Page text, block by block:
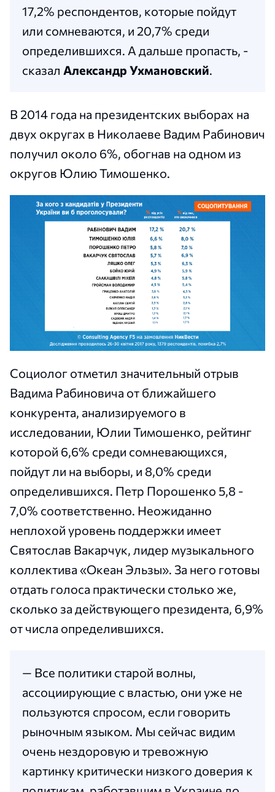
17,2% респондентов, которые пойдут
или сомневаются, и 20,7% среди
определившихся. А дальше пропасть, -
сказал Александр Ухмановский.
В 2014 года на президентских выборах на
двух округах в Николаеве Вадим Рабинович
получил около 6%, обогнав на одном из
округов Юлию Тимошенко.
Социолог отметил значительный отрыв
Вадима Рабиновича от ближайшего
конкурента, анализируемого в
исследовании, Юлии Тимошенко, рейтинг
которой 6,6% среди сомневающихся,
пойдут ли на выборы, и 8,0% среди
определившихся. Петр Порошенко 5,8 -
7,0% соответственно. Неожиданно
неплохой уровень поддержки имеет
Святослав Вакарчук, лидер музыкального
коллектива «Океан Эльзы». За него готовы
отдать голоса практически столько же,
сколько за действующего президента, 6,9%
от числа определившихся.
— Все политики старой волны,
ассоциирующие с властью, они уже не
пользуются спросом, если говорить
рыночным языком. Мы сейчас видим
очень нездоровую и тревожную
картинку критически низкого доверия к